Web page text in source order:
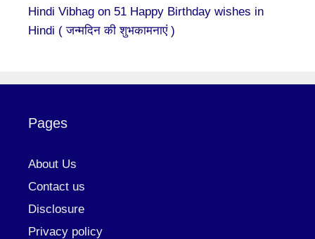
Hindi Vibhag on 51 Happy Birthday wishes in
Hindi ( जन्मदिन की शुभकामनाएं )
Pages
About Us
Contact us
Disclosure
Privacy policy